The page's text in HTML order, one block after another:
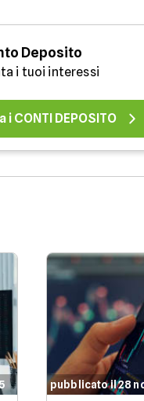
Deposito
i tuoi interessi
CONTI DEPOSITO
pubblicato il 28